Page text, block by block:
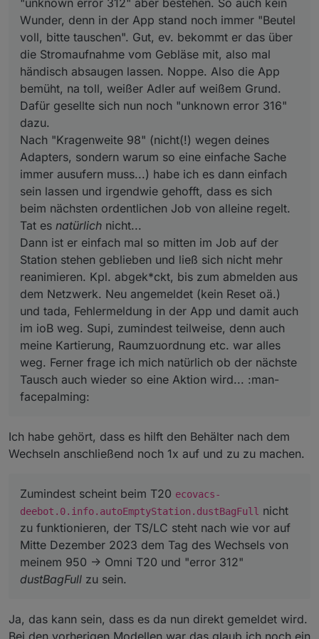
"unknown error 312" aber bestehen. So auch kein
Wunder, denn in der App stand noch immer "Beutel
voll, bitte tauschen". Gut, ev. bekommt er das über
die Stromaufnahme vom Gebläse mit, also mal
händisch absaugen lassen. Noppe. Also die App
bemüht, na toll, weißer Adler auf weißem Grund.
Dafür gesellte sich nun noch "unknown error 316"
dazu.
Nach "Kragenweite 98" (nicht(!) wegen deines
Adapters, sondern warum so eine einfache Sache
immer ausufern muss...) habe ich es dann einfach
sein lassen und irgendwie gehofft, dass es sich
beim nächsten ordentlichen Job von alleine regelt.
Tat es natürlich nicht...
Dann ist er einfach mal so mitten im Job auf der
Station stehen geblieben und ließ sich nicht mehr
reanimieren. Kpl. abgek*ckt, bis zum abmelden aus
dem Netzwerk. Neu angemeldet (kein Reset oä.)
und tada, Fehlermeldung in der App und damit auch
im ioB weg. Supi, zumindest teilweise, denn auch
meine Kartierung, Raumzuordnung etc. war alles
weg. Ferner frage ich mich natürlich ob der nächste
Tausch auch wieder so eine Aktion wird... :man-
facepalming:
Ich habe gehört, dass es hilft den Behälter nach dem
Wechseln anschließend noch 1x auf und zu zu machen.
Zumindest scheint beim T20 ecovacs-
deebot.0.info.autoEmptyStation.dustBagFull nicht
zu funktionieren, der TS/LC steht nach wie vor auf
Mitte Dezember 2023 dem Tag des Wechsels von
meinem 950 -> Omni T20 und "error 312"
dustBagFull zu sein.
Ja, das kann sein, dass es da nun direkt gemeldet wird.
Bei den vorherigen Modellen war das glaub ich noch ein